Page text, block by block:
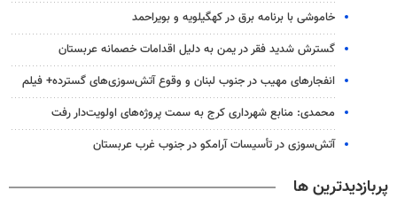
خاموشی با برنامه برق در کهگیلویه و بویراحمد
گسترش شدید فقر در یمن به دلیل اقدامات خصمانه عربستان
انفجارهای مهیب در جنوب لبنان و وقوع آتش‌سوزی‌های گسترده+ فیلم
محمدی: منابع شهرداری کرج به سمت پروژه‌های اولویت‌دار رفت
آتش‌سوزی در تأسیسات آرامکو در جنوب غرب عربستان
پربازدیدترین ها